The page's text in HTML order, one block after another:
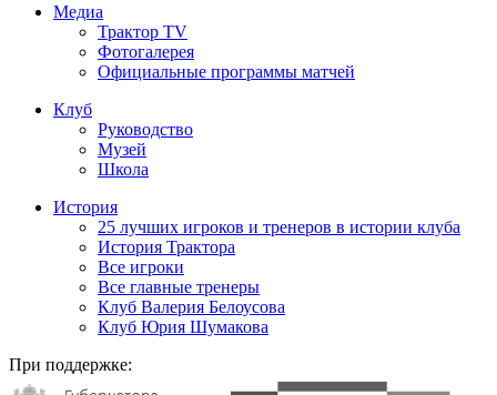
Медиа
Трактор TV
Фотогалерея
Официальные программы матчей
Клуб
Руководство
Музей
Школа
История
25 лучших игроков и тренеров в истории клуба
История Трактора
Все игроки
Все главные тренеры
Клуб Валерия Белоусова
Клуб Юрия Шумакова
При поддержке: